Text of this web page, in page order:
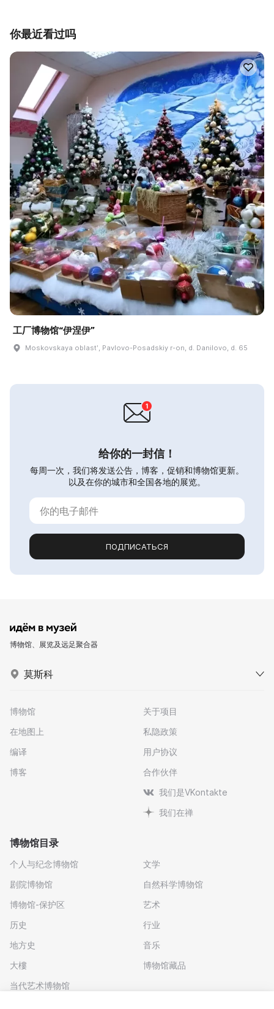
你最近看过吗
工厂博物馆“伊涅伊”
Moskovskaya oblastʹ, Pavlovo-Posadskiy r-on, d. Danilovo, d. 65
给你的一封信！
每周一次，我们将发送公告，博客，促销和博物馆更新。
以及在你的城市和全国各地的展览。
ПОДПИСАТЬСЯ
博物馆、展览及远足聚合器
莫斯科
博物馆
在地图上
编译
博客
关于项目
私隐政策
用户协议
合作伙伴
我们是VKontakte
我们在禅
博物馆目录
个人与纪念博物馆
剧院博物馆
博物馆-保护区
历史
地方史
大樓
当代艺术博物馆
文学
自然科学博物馆
艺术
行业
音乐
博物馆藏品